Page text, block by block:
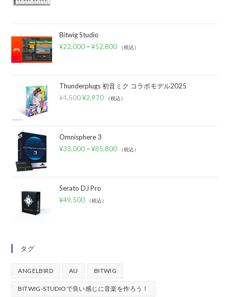
Bitwig Studio
¥22,000 –¥52,800 （税込）
Thunderplugs 初音ミク コラボモデル2025
¥4,500 ¥2,970 （税込）
Omnisphere 3
¥33,000 –¥85,800 （税込）
Serato DJ Pro
¥49,500 （税込）
タグ
ANGELBIRD AU BITWIG
BITWIG-STUDIOで良い感じに音楽を作ろう！